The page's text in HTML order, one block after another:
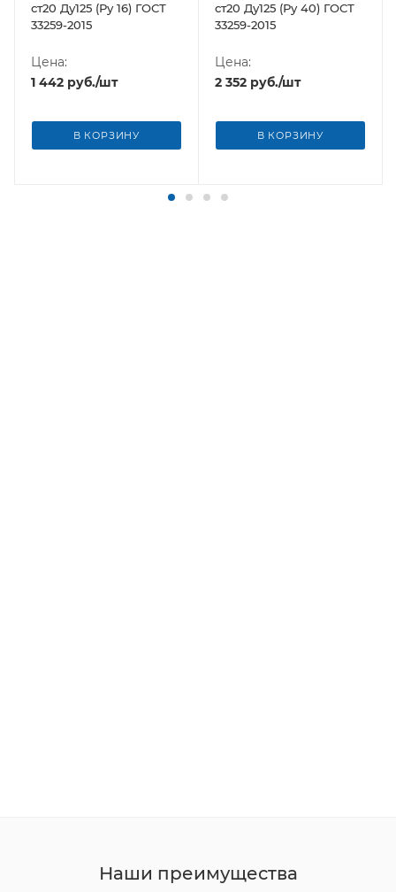
ст20 Ду125 (Ру 16) ГОСТ
33259-2015
Цена:
1 442 руб./шт
В КОРЗИНУ
ст20 Ду125 (Ру 40) ГОСТ
33259-2015
Цена:
2 352 руб./шт
В КОРЗИНУ
Наши преимущества